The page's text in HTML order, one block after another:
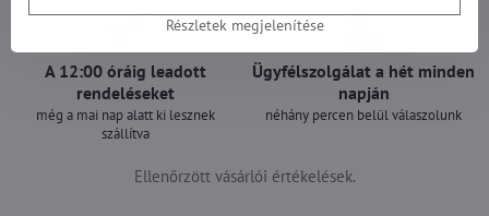
A 12:00 óráig leadott
rendeléseket
még a mai nap alatt ki lesznek
szállítva
Ügyfélszolgálat a hét minden
napján
néhány percen belül válaszolunk
Ellenőrzött vásárlói értékelések.
Részletek megjelenítése